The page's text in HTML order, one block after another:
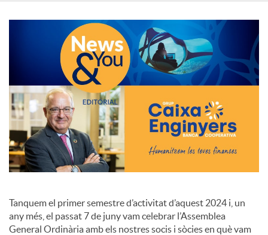
d
o
r
d
e
c
Tanquem el primer semestre d’activitat d’aquest 2024 i, un
any més, el passat 7 de juny vam celebrar l’Assemblea
General Ordinària amb els nostres socis i sòcies en què vam